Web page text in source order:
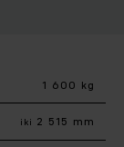
1 600 kg
iki 2 515 mm